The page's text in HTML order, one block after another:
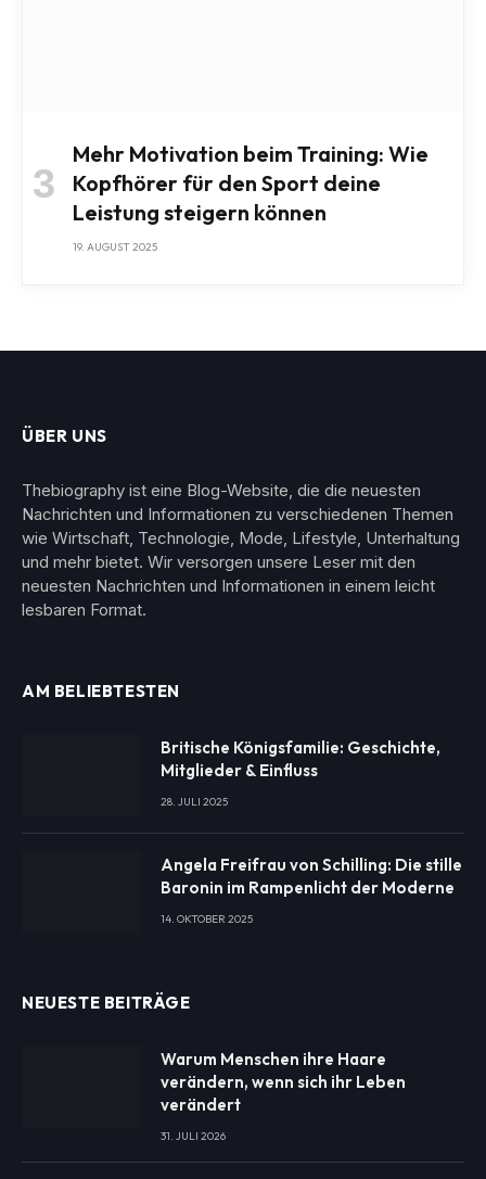
Mehr Motivation beim Training: Wie
Kopfhörer für den Sport deine
Leistung steigern können
19. AUGUST 2025
ÜBER UNS
Thebiography ist eine Blog-Website, die die neuesten
Nachrichten und Informationen zu verschiedenen Themen
wie Wirtschaft, Technologie, Mode, Lifestyle, Unterhaltung
und mehr bietet. Wir versorgen unsere Leser mit den
neuesten Nachrichten und Informationen in einem leicht
lesbaren Format.
AM BELIEBTESTEN
Britische Königsfamilie: Geschichte,
Mitglieder & Einfluss
28. JULI 2025
Angela Freifrau von Schilling: Die stille
Baronin im Rampenlicht der Moderne
14. OKTOBER 2025
NEUESTE BEITRÄGE
Warum Menschen ihre Haare
verändern, wenn sich ihr Leben
verändert
31. JULI 2026